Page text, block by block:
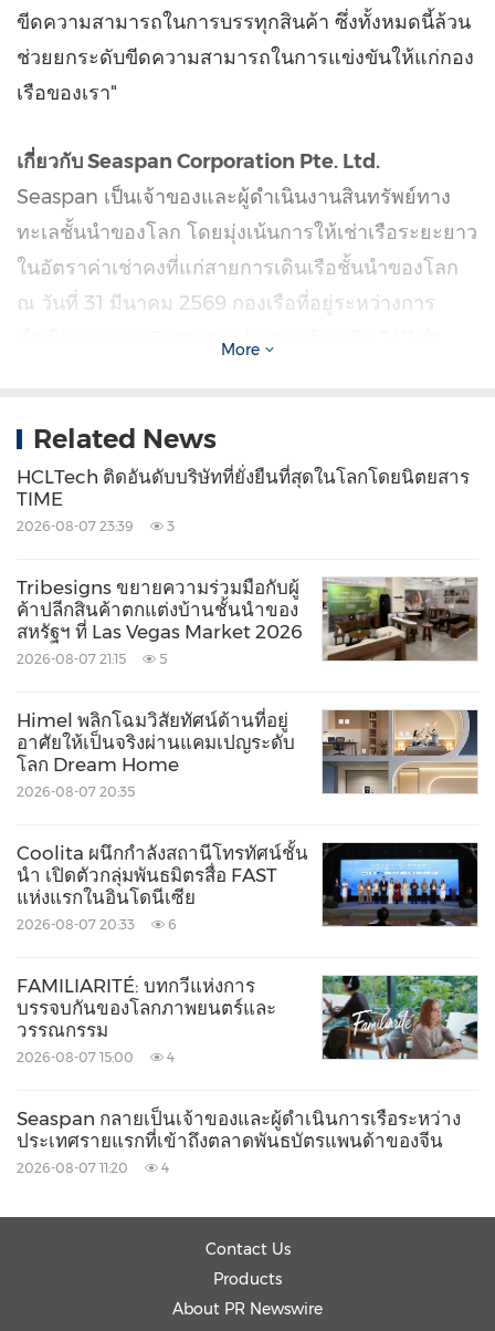
ขีดความสามารถในการบรรทุกสินค้า ซึ่งทั้งหมดนี้ล้วน
ช่วยยกระดับขีดความสามารถในการแข่งขันให้แก่กอง
เรือของเรา"
เกี่ยวกับSeaspan Corporation Pte. Ltd.
Seaspan เป็นเจ้าของและผู้ดำเนินงานสินทรัพย์ทาง
ทะเลชั้นนำของโลก โดยมุ่งเน้นการให้เช่าเรือระยะยาว
ในอัตราค่าเช่าคงที่แก่สายการเดินเรือชั้นนำของโลก
ณ วันที่ 31 มีนาคม 2569 กองเรือที่อยู่ระหว่างการ
ดำเนินงานของ Seaspan ประกอบด้วยเรือ 247 ลำ
Ethane Carrier จำนวน 2 ลำ และเรือ Open Hatch
Gantry Crane จำนวน 4 ลำ ซึ่งมีการลงนามสัญญาใน
เดือนเมษายน 2569) โดยเมื่อส่งมอบครบทั้งหมดแล้ว
รวมประมาณ 2.5 ล้าน TEU
เกี่ยวกับA.P. Moller Maersk
บูรณาการที่มุ่งเชื่อมโยงและทำให้ห่วงโซ่อุปทานของ
ลูกค้ามีความเรียบง่ายและมีประสิทธิภาพยิ่งขึ้น ใน
ฐานะผู้นำระดับโลกด้านบริการโลจิสติกส์ บริษัทดำเนิน
100,000 คน
Source: Seaspan Corporation
Oil/Energy
Transportation
Utilities
Share:
More
Related News
HCLTech ติดอันดับบริษัทที่ยั่งยืนที่สุดในโลกโดยนิตยสาร
TIME
2026-08-07 23:39 3
Tribesigns ขยายความร่วมมือกับผู้
ค้าปลีกสินค้าตกแต่งบ้านชั้นนำของ
สหรัฐฯ ที่ Las Vegas Market 2026
2026-08-07 21:15 5
Himel พลิกโฉมวิสัยทัศน์ด้านที่อยู่
อาศัยให้เป็นจริงผ่านแคมเปญระดับ
โลก Dream Home
2026-08-07 20:35
Coolita ผนึกกำลังสถานีโทรทัศน์ชั้น
นำ เปิดตัวกลุ่มพันธมิตรสื่อ FAST
แห่งแรกในอินโดนีเซีย
2026-08-07 20:33 6
FAMILIARITÉ: บทกวีแห่งการ
บรรจบกันของโลกภาพยนตร์และ
วรรณกรรม
2026-08-07 15:00 4
Seaspan กลายเป็นเจ้าของและผู้ดำเนินการเรือระหว่าง
ประเทศรายแรกที่เข้าถึงตลาดพันธบัตรแพนด้าของจีน
2026-08-07 11:20 4
Contact Us
Products
About PR Newswire